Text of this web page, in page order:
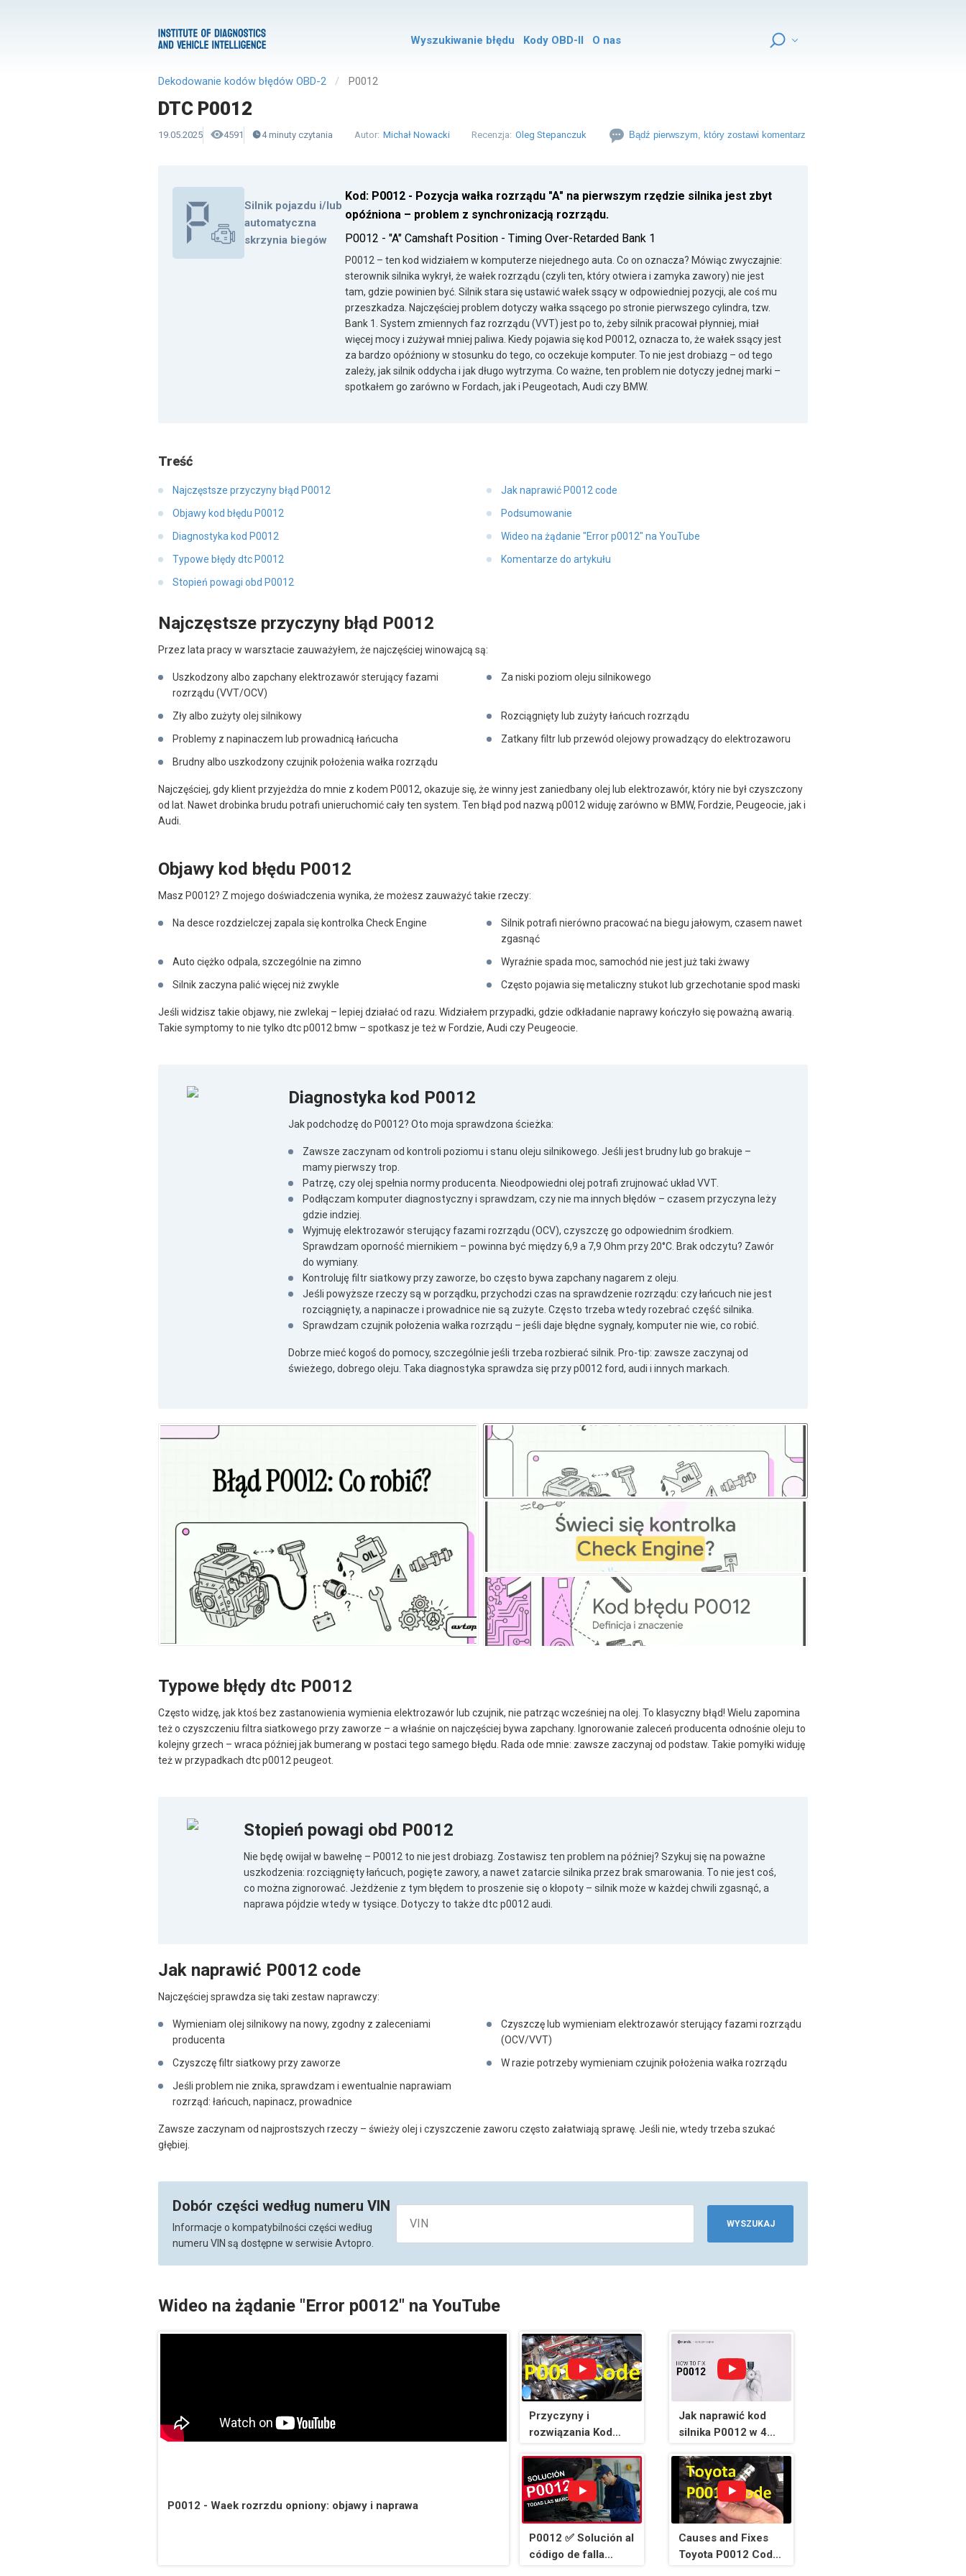
Wyszukiwanie błędu Kody OBD-II O nas
Dekodowanie kodów błędów OBD-2 P0012
DTC P0012
19.05.2025 4591 4 minuty czytania Autor: Michał Nowacki Recenzja: Oleg Stepanczuk Bądź pierwszym, który zostawi komentarz
Silnik pojazdu i/lub
automatyczna
skrzynia biegów
Kod: P0012 - Pozycja wałka rozrządu "A" na pierwszym rzędzie silnika jest zbyt
opóźniona – problem z synchronizacją rozrządu.
P0012 - "A" Camshaft Position - Timing Over-Retarded Bank 1
P0012 – ten kod widziałem w komputerze niejednego auta. Co on oznacza? Mówiąc zwyczajnie:
sterownik silnika wykrył, że wałek rozrządu (czyli ten, który otwiera i zamyka zawory) nie jest
tam, gdzie powinien być. Silnik stara się ustawić wałek ssący w odpowiedniej pozycji, ale coś mu
przeszkadza. Najczęściej problem dotyczy wałka ssącego po stronie pierwszego cylindra, tzw.
Bank 1. System zmiennych faz rozrządu (VVT) jest po to, żeby silnik pracował płynniej, miał
więcej mocy i zużywał mniej paliwa. Kiedy pojawia się kod P0012, oznacza to, że wałek ssący jest
za bardzo opóźniony w stosunku do tego, co oczekuje komputer. To nie jest drobiazg – od tego
zależy, jak silnik oddycha i jak długo wytrzyma. Co ważne, ten problem nie dotyczy jednej marki –
spotkałem go zarówno w Fordach, jak i Peugeotach, Audi czy BMW.
Treść
Najczęstsze przyczyny błąd P0012
Objawy kod błędu P0012
Diagnostyka kod P0012
Typowe błędy dtc P0012
Stopień powagi obd P0012
Jak naprawić P0012 code
Podsumowanie
Wideo na żądanie "Error p0012" na YouTube
Komentarze do artykułu
Najczęstsze przyczyny błąd P0012
Przez lata pracy w warsztacie zauważyłem, że najczęściej winowajcą są:
Uszkodzony albo zapchany elektrozawór sterujący fazami
rozrządu (VVT/OCV)
Za niski poziom oleju silnikowego
Zły albo zużyty olej silnikowy
Rozciągnięty lub zużyty łańcuch rozrządu
Problemy z napinaczem lub prowadnicą łańcucha
Zatkany filtr lub przewód olejowy prowadzący do elektrozaworu
Brudny albo uszkodzony czujnik położenia wałka rozrządu
Najczęściej, gdy klient przyjeżdża do mnie z kodem P0012, okazuje się, że winny jest zaniedbany olej lub elektrozawór, który nie był czyszczony
od lat. Nawet drobinka brudu potrafi unieruchomić cały ten system. Ten błąd pod nazwą p0012 widuję zarówno w BMW, Fordzie, Peugeocie, jak i
Audi.
Objawy kod błędu P0012
Masz P0012? Z mojego doświadczenia wynika, że możesz zauważyć takie rzeczy:
Na desce rozdzielczej zapala się kontrolka Check Engine
Silnik potrafi nierówno pracować na biegu jałowym, czasem nawet
zgasnąć
Auto ciężko odpala, szczególnie na zimno
Wyraźnie spada moc, samochód nie jest już taki żwawy
Silnik zaczyna palić więcej niż zwykle
Często pojawia się metaliczny stukot lub grzechotanie spod maski
Jeśli widzisz takie objawy, nie zwlekaj – lepiej działać od razu. Widziałem przypadki, gdzie odkładanie naprawy kończyło się poważną awarią.
Takie symptomy to nie tylko dtc p0012 bmw – spotkasz je też w Fordzie, Audi czy Peugeocie.
Diagnostyka kod P0012
Jak podchodzę do P0012? Oto moja sprawdzona ścieżka:
Zawsze zaczynam od kontroli poziomu i stanu oleju silnikowego. Jeśli jest brudny lub go brakuje –
mamy pierwszy trop.
Patrzę, czy olej spełnia normy producenta. Nieodpowiedni olej potrafi zrujnować układ VVT.
Podłączam komputer diagnostyczny i sprawdzam, czy nie ma innych błędów – czasem przyczyna leży
gdzie indziej.
Wyjmuję elektrozawór sterujący fazami rozrządu (OCV), czyszczę go odpowiednim środkiem.
Sprawdzam oporność miernikiem – powinna być między 6,9 a 7,9 Ohm przy 20°C. Brak odczytu? Zawór
do wymiany.
Kontroluję filtr siatkowy przy zaworze, bo często bywa zapchany nagarem z oleju.
Jeśli powyższe rzeczy są w porządku, przychodzi czas na sprawdzenie rozrządu: czy łańcuch nie jest
rozciągnięty, a napinacze i prowadnice nie są zużyte. Często trzeba wtedy rozebrać część silnika.
Sprawdzam czujnik położenia wałka rozrządu – jeśli daje błędne sygnały, komputer nie wie, co robić.
Dobrze mieć kogoś do pomocy, szczególnie jeśli trzeba rozbierać silnik. Pro-tip: zawsze zaczynaj od
świeżego, dobrego oleju. Taka diagnostyka sprawdza się przy p0012 ford, audi i innych markach.
Typowe błędy dtc P0012
Często widzę, jak ktoś bez zastanowienia wymienia elektrozawór lub czujnik, nie patrząc wcześniej na olej. To klasyczny błąd! Wielu zapomina
też o czyszczeniu filtra siatkowego przy zaworze – a właśnie on najczęściej bywa zapchany. Ignorowanie zaleceń producenta odnośnie oleju to
kolejny grzech – wraca później jak bumerang w postaci tego samego błędu. Rada ode mnie: zawsze zaczynaj od podstaw. Takie pomyłki widuję
też w przypadkach dtc p0012 peugeot.
Stopień powagi obd P0012
Nie będę owijał w bawełnę – P0012 to nie jest drobiazg. Zostawisz ten problem na później? Szykuj się na poważne
uszkodzenia: rozciągnięty łańcuch, pogięte zawory, a nawet zatarcie silnika przez brak smarowania. To nie jest coś,
co można zignorować. Jeżdżenie z tym błędem to proszenie się o kłopoty – silnik może w każdej chwili zgasnąć, a
naprawa pójdzie wtedy w tysiące. Dotyczy to także dtc p0012 audi.
Jak naprawić P0012 code
Najczęściej sprawdza się taki zestaw naprawczy:
Wymieniam olej silnikowy na nowy, zgodny z zaleceniami
producenta
Czyszczę lub wymieniam elektrozawór sterujący fazami rozrządu
(OCV/VVT)
Czyszczę filtr siatkowy przy zaworze
W razie potrzeby wymieniam czujnik położenia wałka rozrządu
Jeśli problem nie znika, sprawdzam i ewentualnie naprawiam
rozrząd: łańcuch, napinacz, prowadnice
Zawsze zaczynam od najprostszych rzeczy – świeży olej i czyszczenie zaworu często załatwiają sprawę. Jeśli nie, wtedy trzeba szukać
głębiej.
Dobór części według numeru VIN
Informacje o kompatybilności części według
numeru VIN są dostępne w serwisie Avtopro.
WYSZUKAJ
Wideo na żądanie "Error p0012" na YouTube
P0012 - Waek rozrzdu opniony: objawy i naprawa
Przyczyny i
rozwiązania Kod
Regulacja położenia
wałka rozrządu –
nadmierne
opóźnienie (Bank 1)
Jak naprawić kod
silnika P0012 w 4
samodzielnego
montażu / tylko 6,86
USD]
P0012 ✅ Solución al
código de falla
Causes and Fixes
Toyota P0012 Code: